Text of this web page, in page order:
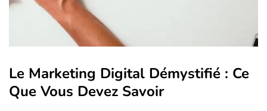
Le Marketing Digital Démystifié : Ce
Que Vous Devez Savoir